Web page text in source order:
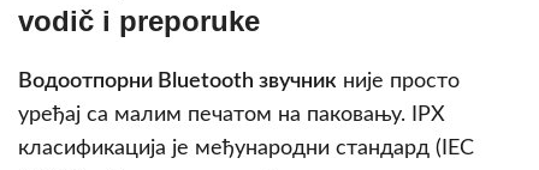
vodič i preporuke
Водоотпорни Bluetooth звучник није просто
уређај са малим печатом на паковању. IPX
класификација је међународни стандард (IEC